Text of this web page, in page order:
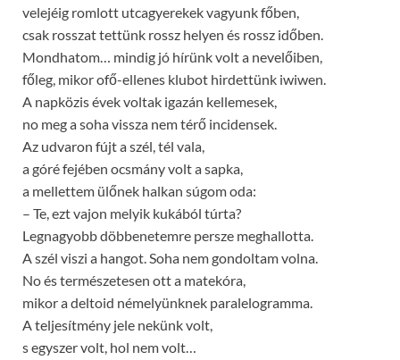
velejéig romlott utcagyerekek vagyunk főben,
csak rosszat tettünk rossz helyen és rossz időben.
Mondhatom… mindig jó hírünk volt a nevelőiben,
főleg, mikor ofő-ellenes klubot hirdettünk iwiwen.
A napközis évek voltak igazán kellemesek,
no meg a soha vissza nem térő incidensek.
Az udvaron fújt a szél, tél vala,
a góré fejében ocsmány volt a sapka,
a mellettem ülőnek halkan súgom oda:
– Te, ezt vajon melyik kukából túrta?
Legnagyobb döbbenetemre persze meghallotta.
A szél viszi a hangot. Soha nem gondoltam volna.
No és természetesen ott a matekóra,
mikor a deltoid némelyünknek paralelogramma.
A teljesítmény jele nekünk volt,
s egyszer volt, hol nem volt…